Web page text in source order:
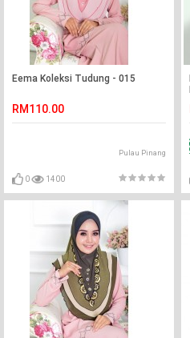
Eema Koleksi Tudung - 015
RM110.00
Pulau Pinang
0 1400